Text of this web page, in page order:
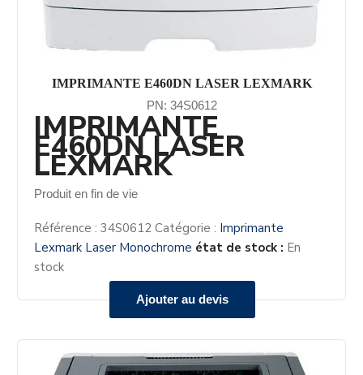
IMPRIMANTE E460DN LASER LEXMARK
PN: 34S0612
Ajouter au devis
IMPRIMANTE
E460DN LASER
LEXMARK
Produit en fin de vie
Référence :34S0612 Catégorie : Imprimante
Lexmark Laser Monochrome état de stock : En
stock